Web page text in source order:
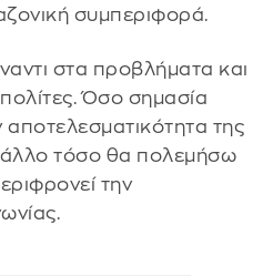
συμπεριφορά.
στα προβλήματα και
Όσο σημασία
της
άλλο τόσο θα πολεμήσω
την